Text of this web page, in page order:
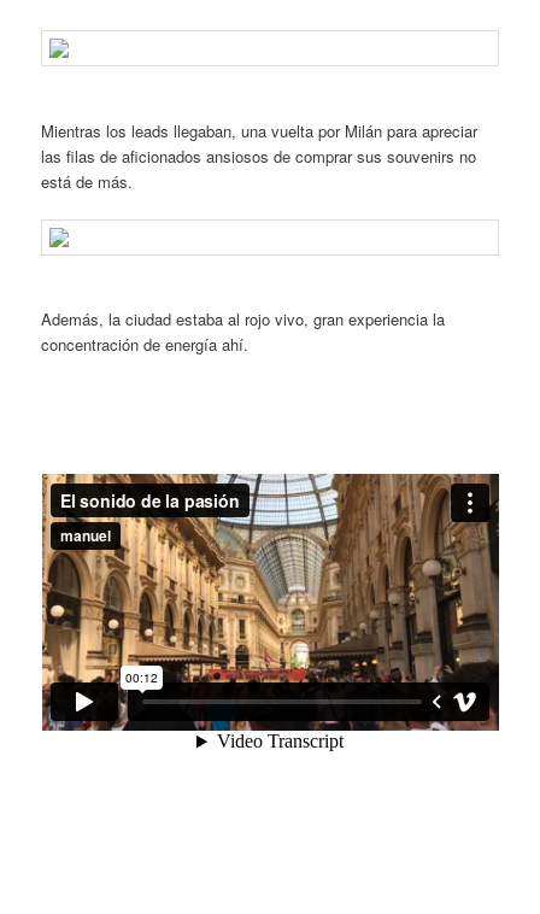
Mientras los leads llegaban, una vuelta por Milán para apreciar
las filas de aficionados ansiosos de comprar sus souvenirs no
está de más.
Además, la ciudad estaba al rojo vivo, gran experiencia la
concentración de energía ahí.